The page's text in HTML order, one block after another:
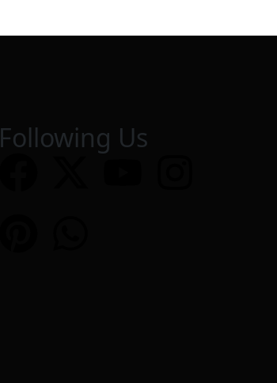
Following Us